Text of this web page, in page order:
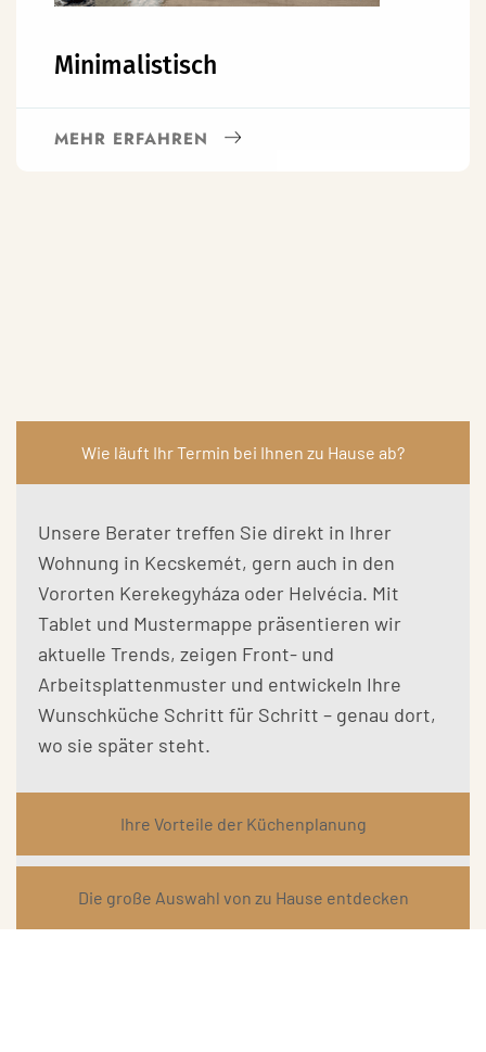
Minimalistisch
MEHR ERFAHREN
Wie läuft Ihr Termin bei Ihnen zu Hause ab?
Ihre Vorteile der Küchenplanung
Die große Auswahl von zu Hause entdecken
Unsere Berater treffen Sie direkt in Ihrer
Wohnung in Kecskemét, gern auch in den
Vororten Kerekegyháza oder Helvécia. Mit
Tablet und Mustermappe präsentieren wir
aktuelle Trends, zeigen Front- und
Arbeitsplatten­muster und entwickeln Ihre
Wunschküche Schritt für Schritt – genau dort,
wo sie später steht.